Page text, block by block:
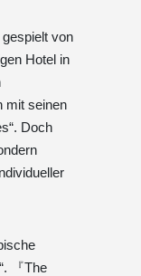
von
Hotel in
mit seinen
Doch
『The